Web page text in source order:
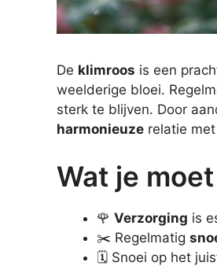
De klimroos is een
weelderige bloei.
sterk te blijven. Door
harmonieuze relatie
Wat je
🌹 Verzorging is
✂️ Regelmatig
🗓️ Snoei op het